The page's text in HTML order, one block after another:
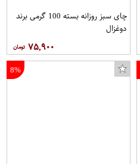
چای سبز روزانه بسته 100 گرمی برند
دوغزال
۷۵,۹۰۰
8%